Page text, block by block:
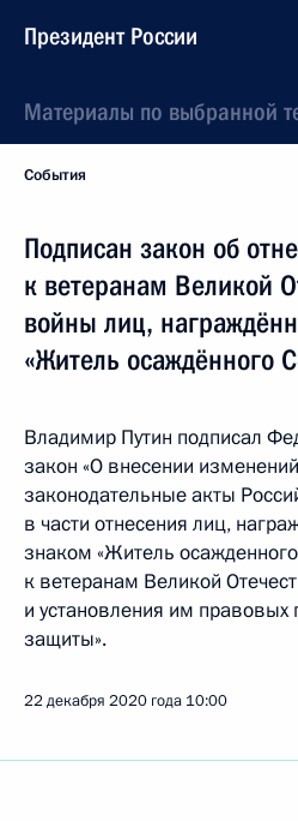
Президент России
Материалы по выбранной
События
Подписан закон об
к ветеранам Великой
войны лиц,
«Житель осаждённого
Владимир Путин подписал
закон «О внесении
законодательные акты
в части отнесения лиц,
знаком «Житель
к ветеранам Великой
и установления им правовых
защиты».
22 декабря 2020 года 10:00